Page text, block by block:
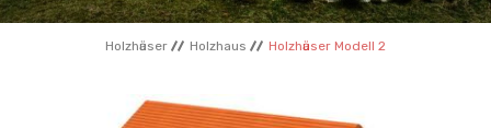
STADTMOBEL
SPORTBEREICHE
Holzhӓuser Holzhaus Holzhӓuser Modell 2